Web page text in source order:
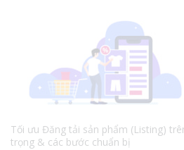
Tối ưu Đăng tải sản phẩm (Listing)
trọng & các bước chuẩn bị